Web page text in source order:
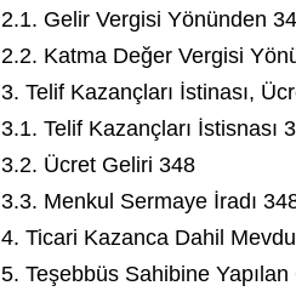
2.1. Gelir Vergisi Yönünden
2.2. Katma Değer Vergisi
3. Telif Kazançları İstinası,
3.1. Telif Kazançları İstisnası
3.2. Ücret Geliri 348
3.3. Menkul Sermaye İradı
4. Ticari Kazanca Dahil
5. Teşebbüs Sahibine